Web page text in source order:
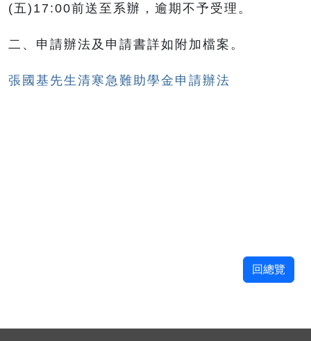
(五)17:00前送至系辦，逾期不予受理。
二、申請辦法及申請書詳如附加檔案。
張國基先生清寒急難助學金申請辦法
回總覽